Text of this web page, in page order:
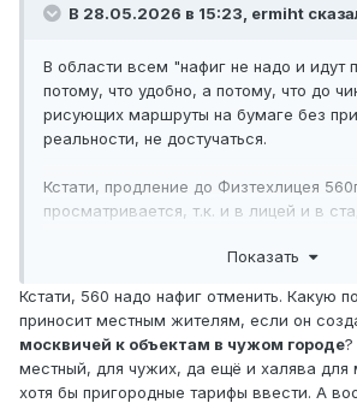
В 28.05.2026 в 15:23, ermiht
В области всем "нафиг не надо и идут
потому, что удобно, а потому, что до
рисующих маршруты на бумаге без
реальности, не достучаться.
Кстати, продление до Физтехлицея
просматривается, т.к. и в лицей и в
Типа Физтех же у нас. По факту если не
ЛДЛ до Шарика, то вряд ли оно тут
будут, не факт что через Долгопу
Показать
Кстати, 560 надо нафиг отменить. Какую
приносит местным жителям, если он
москвичей к объектам в чужом городе
местный, для чужих, да ещё и халява для
хотя бы пригородные тарифы ввести. А